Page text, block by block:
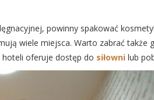
powinny spakować
wiele miejsca. Warto zabrać
oferuje dostęp do siłowni lub